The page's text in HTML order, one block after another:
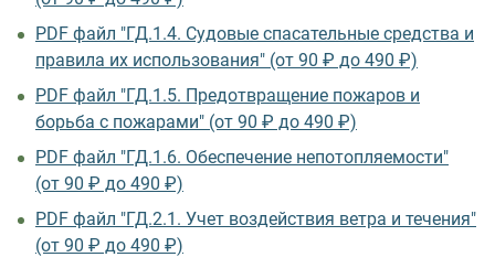
PDF файл "ГД.1.4. Судовые спасательные средства и
правила их использования" (от 90 ₽ до 490 ₽)
PDF файл "ГД.1.5. Предотвращение пожаров и
борьба с пожарами" (от 90 ₽ до 490 ₽)
PDF файл "ГД.1.6. Обеспечение непотопляемости"
(от 90 ₽ до 490 ₽)
PDF файл "ГД.2.1. Учет воздействия ветра и течения"
(от 90 ₽ до 490 ₽)